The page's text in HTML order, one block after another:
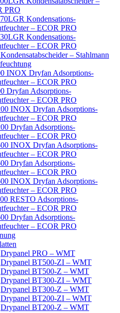
PRO
Kondensations-
– ECOR PRO
Kondensations-
– ECOR PRO
– Stahlmann
INOX Dryfan Adsorptions-
– ECOR PRO
Dryfan Adsorptions-
– ECOR PRO
INOX Dryfan Adsorptions-
– ECOR PRO
Dryfan Adsorptions-
– ECOR PRO
INOX Dryfan Adsorptions-
– ECOR PRO
Dryfan Adsorptions-
– ECOR PRO
INOX Dryfan Adsorptions-
– ECOR PRO
RESTO Adsorptions-
– ECOR PRO
Dryfan Adsorptions-
– ECOR PRO
Drypanel PRO – WMT
Drypanel BT500-ZI – WMT
Drypanel BT500-Z – WMT
Drypanel BT300-ZI – WMT
Drypanel BT300-Z – WMT
Drypanel BT200-ZI – WMT
Drypanel BT200-Z – WMT